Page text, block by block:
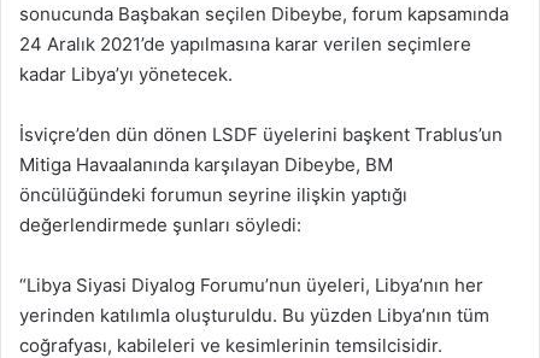
sonucunda Başbakan seçilen Dibeybe, forum kapsamında
24 Aralık 2021’de yapılmasına karar verilen seçimlere
kadar Libya’yı yönetecek.
İsviçre’den dün dönen LSDF üyelerini başkent Trablus’un
Mitiga Havaalanında karşılayan Dibeybe, BM
öncülüğündeki forumun seyrine ilişkin yaptığı
değerlendirmede şunları söyledi:
“Libya Siyasi Diyalog Forumu’nun üyeleri, Libya’nın her
yerinden katılımla oluşturuldu. Bu yüzden Libya’nın tüm
coğrafyası, kabileleri ve kesimlerinin temsilcisidir.